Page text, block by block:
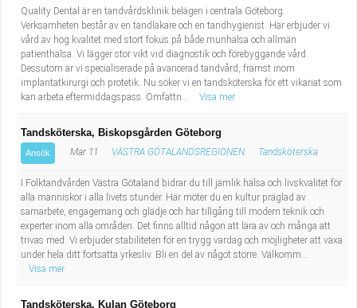
Quality Dental är en tandvårdsklinik belägen i centrala Göteborg.
Verksamheten består av en tandläkare och en tandhygienist. Här erbjuder vi
vård av hög kvalitet med stort fokus på både munhälsa och allmän
patienthälsa. Vi lägger stor vikt vid diagnostik och förebyggande vård.
Dessutom är vi specialiserade på avancerad tandvård, främst inom
implantatkirurgi och protetik. Nu söker vi en tandsköterska för ett vikariat som
kan arbeta eftermiddagspass. Omfattn...
Visa mer
Tandsköterska, Biskopsgården Göteborg
Ansök Mar 11 VÄSTRA GÖTALANDSREGIONEN Tandsköterska
I Folktandvården Västra Götaland bidrar du till jämlik hälsa och livskvalitet för
alla människor i alla livets stunder. Här möter du en kultur präglad av
samarbete, engagemang och glädje och har tillgång till modern teknik och
experter inom alla områden. Det finns alltid någon att lära av och många att
trivas med. Vi erbjuder stabiliteten för en trygg vardag och möjligheter att växa
under hela ditt fortsatta yrkesliv. Bli en del av något större. Välkomm...
Visa mer
Tandsköterska, Kulan Göteborg